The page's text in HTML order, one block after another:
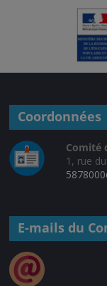
Coordonnées
Comité
1, rue
E-mails du